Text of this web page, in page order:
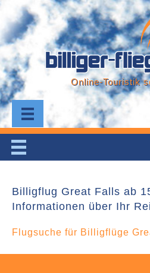
Online-Touristik
Billigflug Great Falls ab
Informationen über Ihr
Flugsuche für Billigflüge